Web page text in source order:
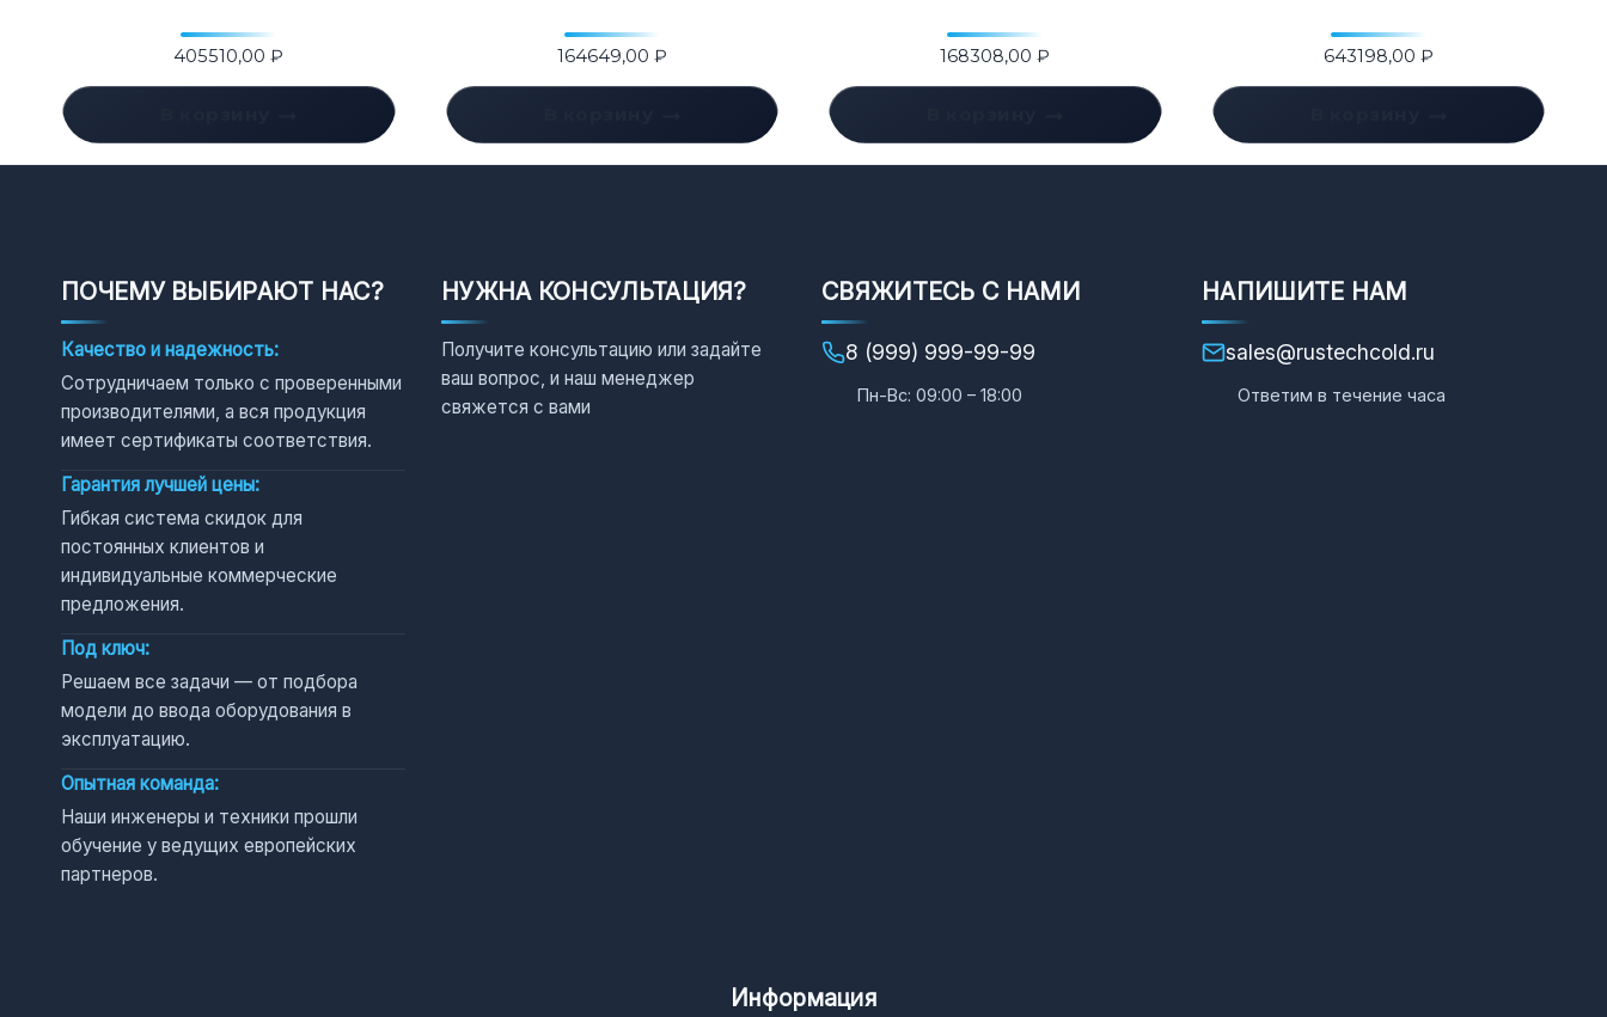
405510,00₽ 164649,00 ₽ 168308,00₽ 643198,00 ₽
ПОЧЕМУ ВЫБИРАЮТ НАС?
Качество и надежность:
Сотрудничаем только с проверенными
производителями, а вся продукция
имеет сертификаты соответствия.
Гарантия лучшей цены:
Гибкая система скидок для
постоянных клиентов и
индивидуальные коммерческие
предложения.
Под ключ:
Решаем все задачи — от подбора
модели до ввода оборудования в
эксплуатацию.
Опытная команда:
Наши инженеры и техники прошли
обучение у ведущих европейских
партнеров.
НУЖНА КОНСУЛЬТАЦИЯ?
Получите консультацию или задайте
ваш вопрос, и наш менеджер
свяжется с вами
СВЯЖИТЕСЬ С НАМИ
8 (999) 999-99-99
Пн-Вс: 09:00 – 18:00
НАПИШИТЕ НАМ
sales@rustechcold.ru
Ответим в течение часа
Информация